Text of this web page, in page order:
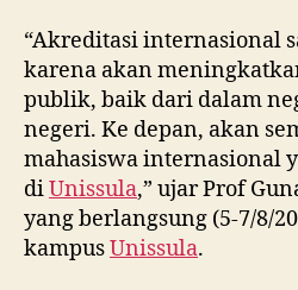
“Akreditasi internasional
karena akan
publik, baik dari dalam
negeri. Ke depan, akan
mahasiswa internasional
diUnissula,” ujar Prof
yang berlangsung (5-7/8/
kampusUnissula.